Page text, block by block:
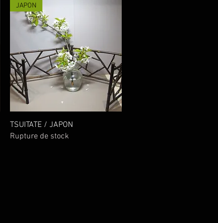
Aperçu rapide
JAPON
TSUITATE / JAPON
Rupture de stock